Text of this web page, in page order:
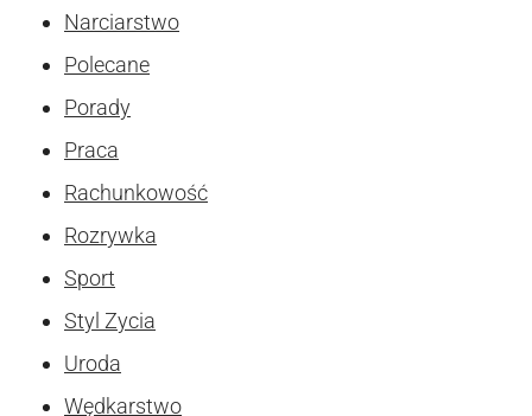
Narciarstwo
Polecane
Porady
Praca
Rachunkowość
Rozrywka
Sport
Styl Zycia
Uroda
Wędkarstwo